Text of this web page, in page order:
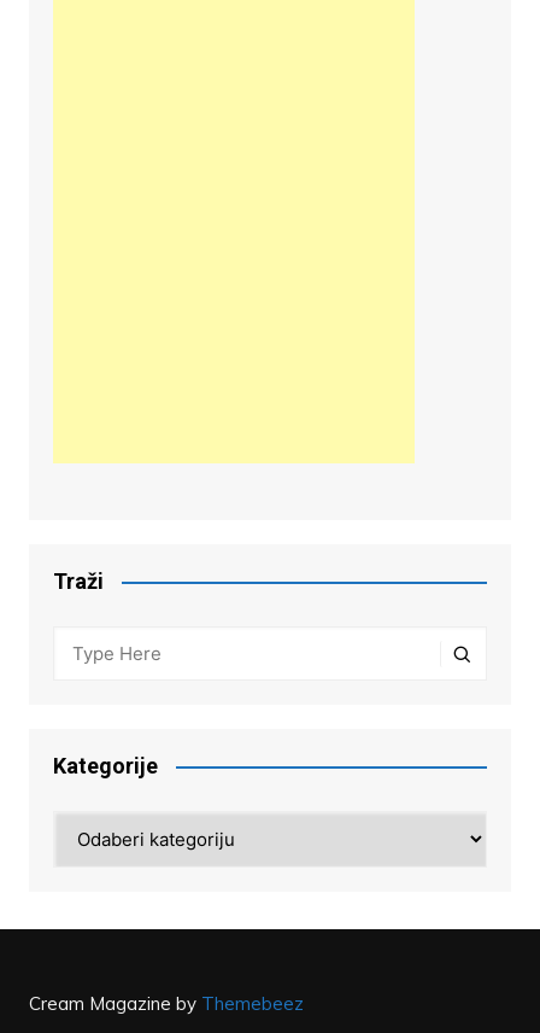
Traži
Kategorije
Cream Magazine by Themebeez